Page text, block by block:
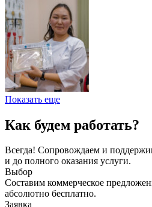
Показать еще
Как будем работать?
Всегда! Сопровождаем и
и до полного оказания услуги.
Выбор
Составим коммерческое
абсолютно бесплатно.
Заявка